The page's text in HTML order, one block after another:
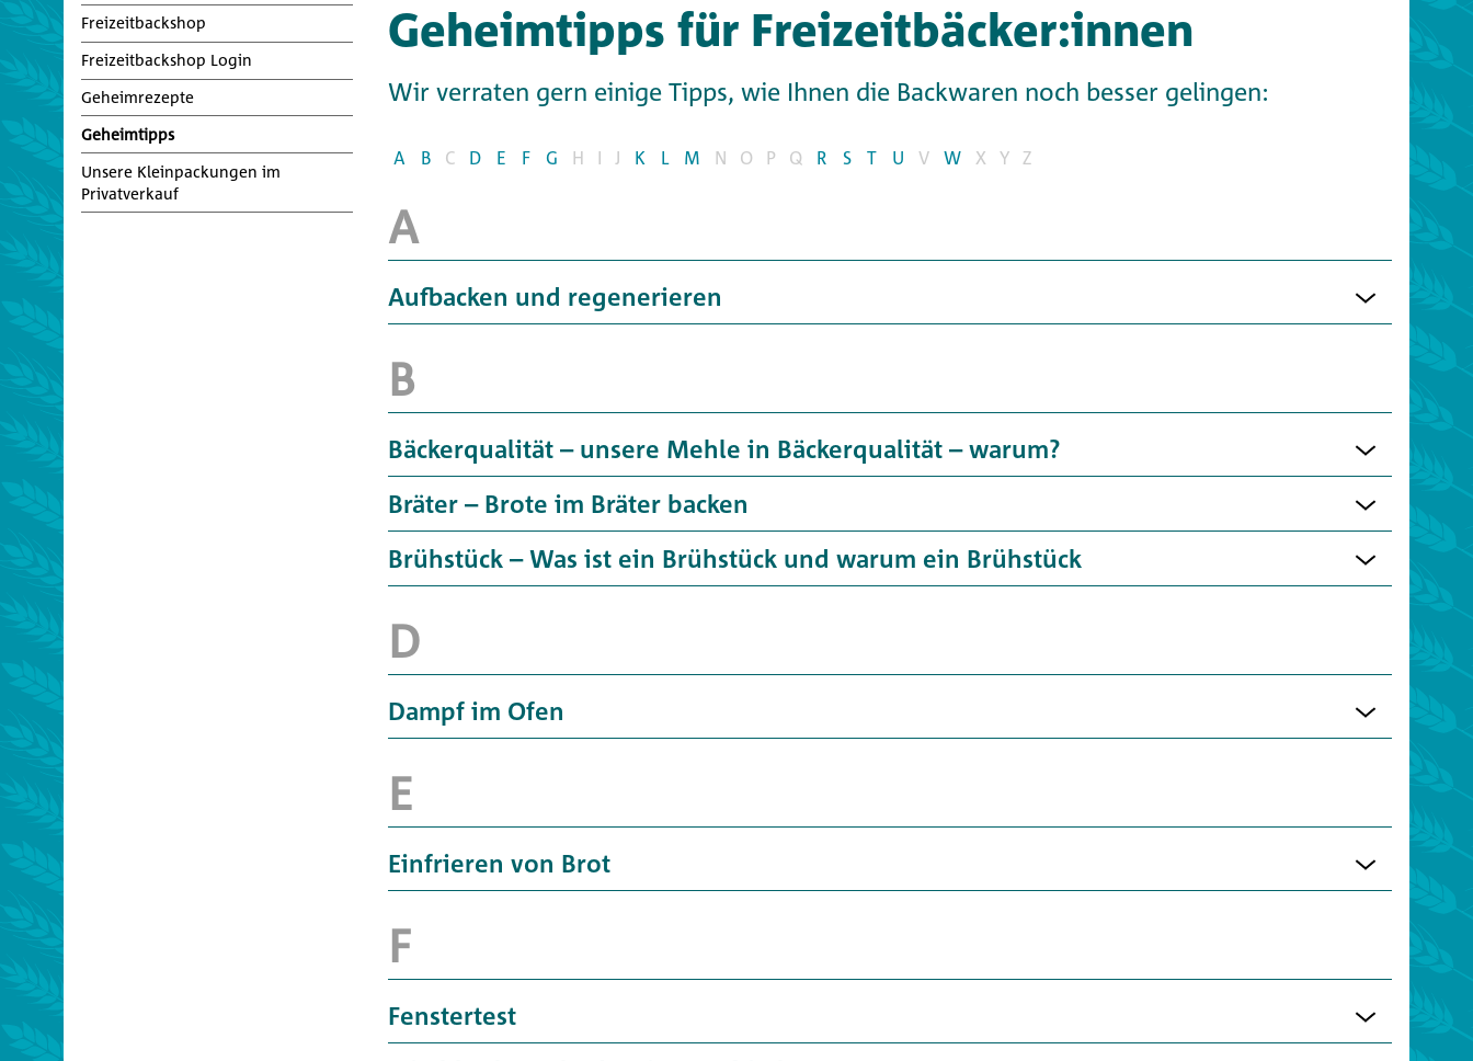
Freizeitbackshop
Freizeitbackshop Login
Geheimrezepte
Geheimtipps
Unsere Kleinpackungen im
Privatverkauf
Geheimtipps für Freizeitbäcker:innen
Wir verraten gern einige Tipps, wie Ihnen die Backwaren noch besser gelingen:
A B C D E F G H I J K L M N O P Q R S T U V W X Y Z
Aufbacken und regenerieren
Bäckerqualität – unsere Mehle in Bäckerqualität – warum?
Bräter – Brote im Bräter backen
Brühstück – Was ist ein Brühstück und warum ein Brühstück
Dampf im Ofen
Einfrieren von Brot
Fenstertest